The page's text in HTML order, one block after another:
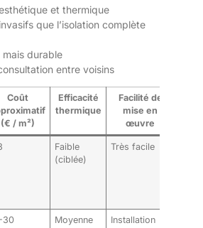
et thermique
que l’isolation complète
mais durable
entre voisins
Coût
(€ / m²)
Efficacité
thermique
Facilité de
mise en
œuvre
Faible
(ciblée)
Très facile
30 Moyenne
Installation